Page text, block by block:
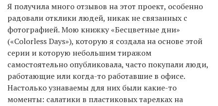
Я получила много отзывов на этот проект, особенно
радовали отклики людей, никак не связанных с
фотографией. Мою книжку «Бесцветные дни»
(«Colorless Days»), которую я создала на основе этой
серии и которую небольшим тиражом
самостоятельно опубликовала, часто покупали люди,
работающие или когда-то работавшие в офисе.
Настолько узнаваемы для них были какие-то
моменты: салатики в пластиковых тарелках на